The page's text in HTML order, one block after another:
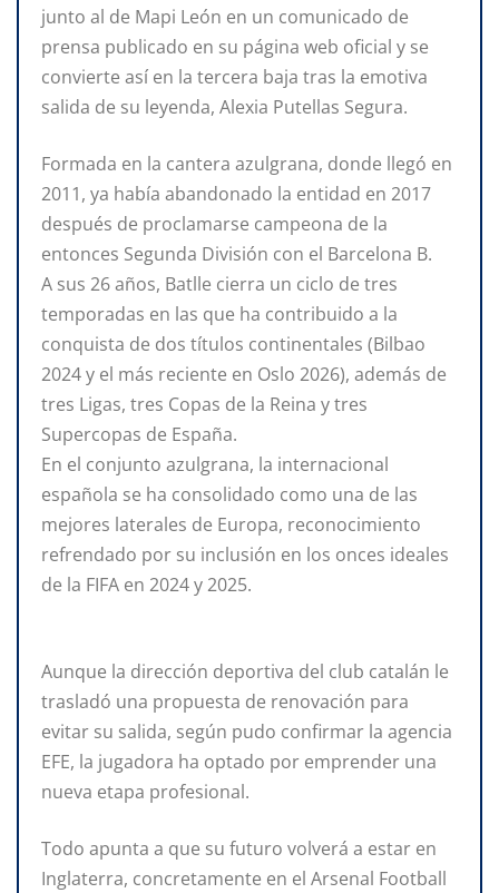
junto al de Mapi León en un comunicado de
prensa publicado en su página web oficial y se
convierte así en la tercera baja tras la emotiva
salida de su leyenda, Alexia Putellas Segura.
Formada en la cantera azulgrana, donde llegó en
2011, ya había abandonado la entidad en 2017
después de proclamarse campeona de la
entonces Segunda División con el Barcelona B.
A sus 26 años, Batlle cierra un ciclo de tres
temporadas en las que ha contribuido a la
conquista de dos títulos continentales (Bilbao
2024 y el más reciente en Oslo 2026), además de
tres Ligas, tres Copas de la Reina y tres
Supercopas de España.
En el conjunto azulgrana, la internacional
española se ha consolidado como una de las
mejores laterales de Europa, reconocimiento
refrendado por su inclusión en los onces ideales
de la FIFA en 2024 y 2025.
Aunque la dirección deportiva del club catalán le
trasladó una propuesta de renovación para
evitar su salida, según pudo confirmar la agencia
EFE, la jugadora ha optado por emprender una
nueva etapa profesional.
Todo apunta a que su futuro volverá a estar en
Inglaterra, concretamente en el Arsenal Football